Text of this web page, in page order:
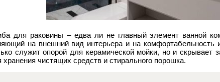
для раковины – едва ли не главный элемент ванной
на внешний вид интерьера и на комфортабельность
служит опорой для керамической мойки, но и скрывает
хранения чистящих средств и стирального порошка.